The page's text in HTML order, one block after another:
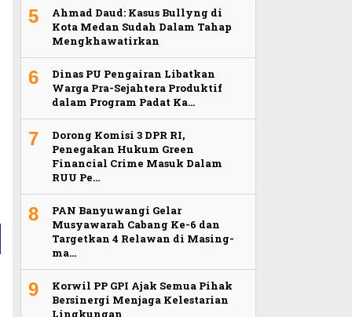
5
Ahmad Daud: Kasus Bullyng di
Kota Medan Sudah Dalam Tahap
Mengkhawatirkan
6
Dinas PU Pengairan Libatkan
Warga Pra-Sejahtera Produktif
dalam Program Padat Ka…
7
Dorong Komisi 3 DPR RI,
Penegakan Hukum Green
Financial Crime Masuk Dalam
RUU Pe…
8
PAN Banyuwangi Gelar
Musyawarah Cabang Ke-6 dan
Targetkan 4 Relawan di Masing-
ma…
9
Korwil PP GPI Ajak Semua Pihak
Bersinergi Menjaga Kelestarian
Lingkungan